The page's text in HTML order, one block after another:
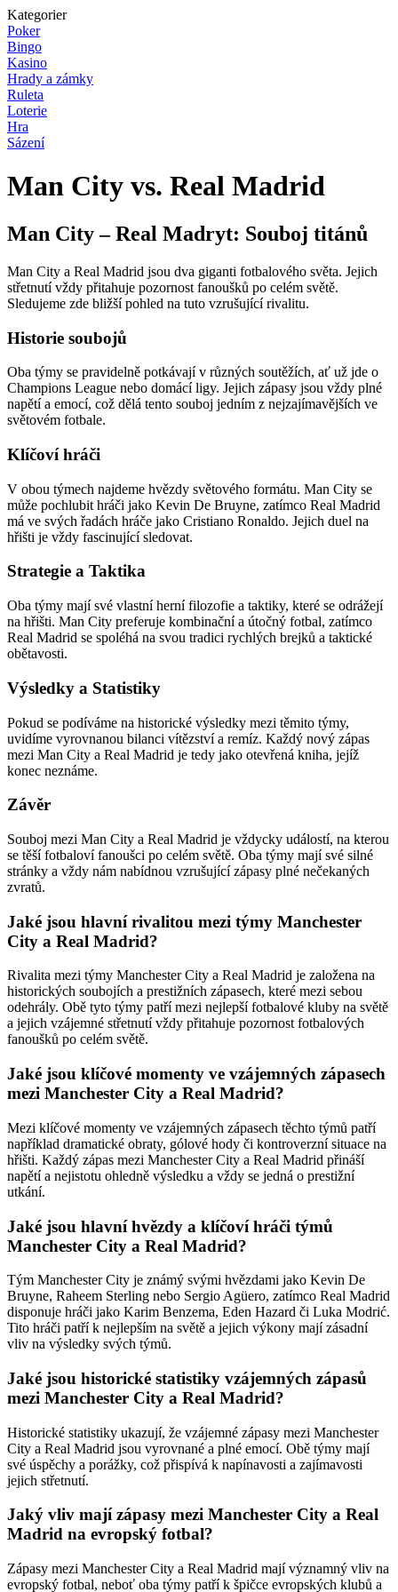
Kategorier
Poker
Bingo
Kasino
Hrady a zámky
Ruleta
Loterie
Hra
Sázení
Man City vs. Real Madrid
Man City – Real Madryt: Souboj titánů
Man City a Real Madrid jsou dva giganti fotbalového světa. Jejich
střetnutí vždy přitahuje pozornost fanoušků po celém světě.
Sledujeme zde bližší pohled na tuto vzrušující rivalitu.
Historie soubojů
Oba týmy se pravidelně potkávají v různých soutěžích, ať už jde o
Champions League nebo domácí ligy. Jejich zápasy jsou vždy plné
napětí a emocí, což dělá tento souboj jedním z nejzajímavějších ve
světovém fotbale.
Klíčoví hráči
V obou týmech najdeme hvězdy světového formátu. Man City se
může pochlubit hráči jako Kevin De Bruyne, zatímco Real Madrid
má ve svých řadách hráče jako Cristiano Ronaldo. Jejich duel na
hřišti je vždy fascinující sledovat.
Strategie a Taktika
Oba týmy mají své vlastní herní filozofie a taktiky, které se odrážejí
na hřišti. Man City preferuje kombinační a útočný fotbal, zatímco
Real Madrid se spoléhá na svou tradici rychlých brejků a taktické
obětavosti.
Výsledky a Statistiky
Pokud se podíváme na historické výsledky mezi těmito týmy,
uvidíme vyrovnanou bilanci vítězství a remíz. Každý nový zápas
mezi Man City a Real Madrid je tedy jako otevřená kniha, jejíž
konec neznáme.
Závěr
Souboj mezi Man City a Real Madrid je vždycky událostí, na kterou
se těší fotbaloví fanoušci po celém světě. Oba týmy mají své silné
stránky a vždy nám nabídnou vzrušující zápasy plné nečekaných
zvratů.
Jaké jsou hlavní rivalitou mezi týmy Manchester
City a Real Madrid?
Rivalita mezi týmy Manchester City a Real Madrid je založena na
historických soubojích a prestižních zápasech, které mezi sebou
odehrály. Obě tyto týmy patří mezi nejlepší fotbalové kluby na světě
a jejich vzájemné střetnutí vždy přitahuje pozornost fotbalových
fanoušků po celém světě.
Jaké jsou klíčové momenty ve vzájemných zápasech
mezi Manchester City a Real Madrid?
Mezi klíčové momenty ve vzájemných zápasech těchto týmů patří
například dramatické obraty, gólové hody či kontroverzní situace na
hřišti. Každý zápas mezi Manchester City a Real Madrid přináší
napětí a nejistotu ohledně výsledku a vždy se jedná o prestižní
utkání.
Jaké jsou hlavní hvězdy a klíčoví hráči týmů
Manchester City a Real Madrid?
Tým Manchester City je známý svými hvězdami jako Kevin De
Bruyne, Raheem Sterling nebo Sergio Agüero, zatímco Real Madrid
disponuje hráči jako Karim Benzema, Eden Hazard či Luka Modrić.
Tito hráči patří k nejlepším na světě a jejich výkony mají zásadní
vliv na výsledky svých týmů.
Jaké jsou historické statistiky vzájemných zápasů
mezi Manchester City a Real Madrid?
Historické statistiky ukazují, že vzájemné zápasy mezi Manchester
City a Real Madrid jsou vyrovnané a plné emocí. Obě týmy mají
své úspěchy a porážky, což přispívá k napínavosti a zajímavosti
jejich střetnutí.
Jaký vliv mají zápasy mezi Manchester City a Real
Madrid na evropský fotbal?
Zápasy mezi Manchester City a Real Madrid mají významný vliv na
evropský fotbal, neboť oba týmy patří k špičce evropských klubů a